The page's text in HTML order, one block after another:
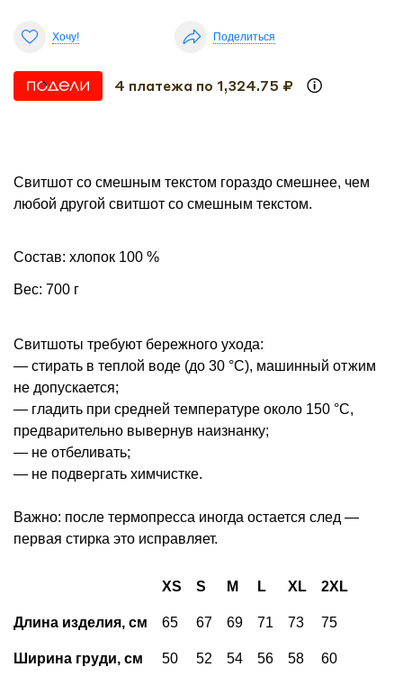
Хочу! Поделиться
4 платежа по 1,324.75 ₽
Свитшот со смешным текстом гораздо смешнее, чем
любой другой свитшот со смешным текстом.
Состав: хлопок 100 %
Вес: 700 г
Свитшоты требуют бережного ухода:
— стирать в теплой воде (до 30 °С), машинный отжим
не допускается;
— гладить при средней температуре около 150 °С,
предварительно вывернув наизнанку;
— не отбеливать;
— не подвергать химчистке.
Важно: после термопресса иногда остается след —
первая стирка это исправляет.
XS S M L XL 2XL
Длина изделия, см 65 67 69 71 73 75
Ширина груди, см 50 52 54 56 58 60